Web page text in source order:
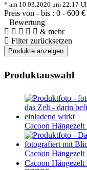
* am 10.03.2020 um 22:17
Preis von - bis : 0 - 600 €
Bewertung
& mehr
Filter zurücksetzen
Produktauswahl
Cacoon Hängezelt
Cacoon Hängezelt
Cacoon Hängezelt